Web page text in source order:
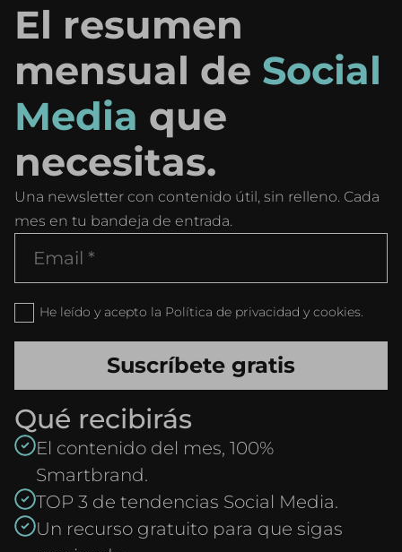
El resumen
mensual de Social
Media que
necesitas.
Una newsletter con contenido útil, sin relleno. Cada
mes en tu bandeja de entrada.
He leído y acepto la Política de privacidad y cookies.
Qué recibirás
El contenido del mes, 100%
Smartbrand.
TOP 3 de tendencias Social Media.
Un recurso gratuito para que sigas